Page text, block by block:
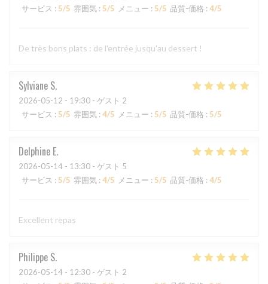
サービス : 5/5 雰囲気 : 5/5 メニュー : 5/5 品質-価格 : 4/5
De très bons plats : de l'entrée jusqu'au dessert !
Sylviane S
2026-05-12 - 19:30 - ゲスト 2
サービス : 5/5 雰囲気 : 4/5 メニュー : 5/5 品質-価格 : 5/5
Delphine E
2026-05-14 - 13:30 - ゲスト 5
サービス : 5/5 雰囲気 : 4/5 メニュー : 5/5 品質-価格 : 4/5
Excellent repas
Philippe S
2026-05-14 - 12:30 - ゲスト 2